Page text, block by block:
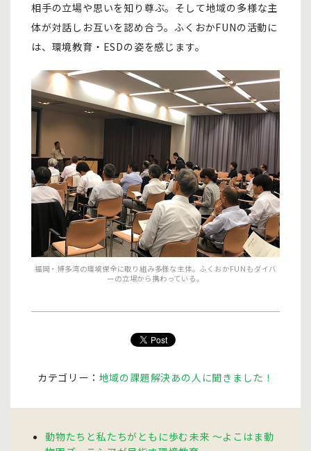
相手の立場や思いを知り尊ぶ。そして地域の多様な主
体が対話しお互いを認め合う。ふくおかFUNの活動に
は、環境教育・ESDの姿を感じます。
福岡・博多湾の環境保全に取り組み多様な主体。ふくおかFUNもダイバ
ーの立場から携わっている。
カテゴリー： 地域の課題解決あの人に聞きました！
動物たちと私たちがともに歩む未来 〜よこはま動